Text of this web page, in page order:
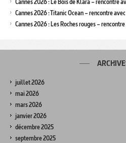
Cannes 2026 : Titanic Ocean – rencontre
Cannes 2026 : Les Roches rouges –
juillet 2026
mai 2026
mars 2026
janvier 2026
décembre 2025
septembre 2025